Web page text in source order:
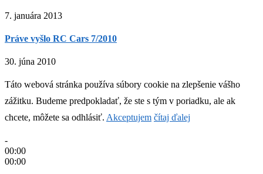
7. januára 2013
Práve vyšlo RC Cars 7/2010
30. júna 2010
Táto webová stránka používa súbory cookie na zlepšenie vášho
zážitku. Budeme predpokladať, že ste s tým v poriadku, ale ak
chcete, môžete sa odhlásiť. Akceptujem čítaj ďalej
-
00:00
00:00